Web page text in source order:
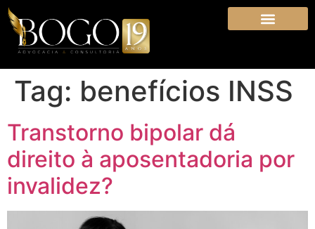
Tag: benefícios INSS
Transtorno bipolar dá
direito à aposentadoria por
invalidez?